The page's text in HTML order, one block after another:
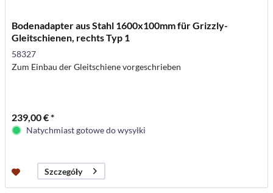
Bodenadapter aus Stahl 1600x100mm für Grizzly-
Gleitschienen, rechts Typ 1
58327
Zum Einbau der Gleitschiene vorgeschrieben
239,00 € *
Natychmiast gotowe do wysyłki
Szczegóły